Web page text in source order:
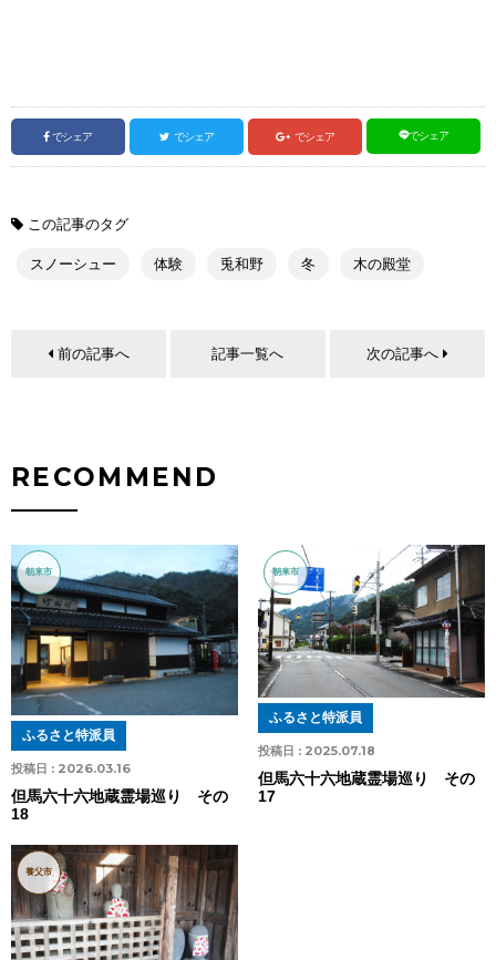
でシェア でシェア でシェア でシェア
この記事のタグ
スノーシュー 体験 兎和野 冬 木の殿堂
前の記事へ 記事一覧へ 次の記事へ
RECOMMEND
朝来市
投稿日 : 2026.03.16
ふるさと特派員
但馬六十六地蔵霊場巡り その
18
朝来市
投稿日 : 2025.07.18
ふるさと特派員
但馬六十六地蔵霊場巡り その
17
養父市